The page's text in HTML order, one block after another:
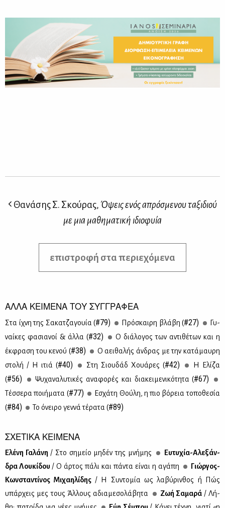
Θανάσης Σ. Σκούρας, Όψεις ενός απρόσμενου ταξιδιού
με μια μαθηματική ιδιοφυία
επιστροφή στα περιεχόμενα
ΑΛΛΑ ΚΕΙΜΕΝΑ ΤΟΥ ΣΥΓΓΡΑΦΕΑ
Στα ίχνη της Σα­κα­τζα­γουία (#79) Πρό­σκαι­ρη βλά­βη (#27)
Γυ­
ναί­κες φα­σια­νοί & άλ­λα (#32)
Ο διά­λο­γος των αντι­θέ­των και η
έκ­φρα­ση του κε­νού (#38)
Ο αει­θα­λής άν­δρας με την κα­τά­μαυ­ρη
στο­λή / Η ιτιά (#40) Στη Σιου­δάδ Χουά­ρες (#42)
Η Ελί­ζα
(#56) Ψυ­χα­να­λυ­τι­κές ανα­φο­ρές και δια­κει­με­νι­κό­τη­τα (#67)
Τέσ­σε­ρα ποι­ή­μα­τα (#77)
Εσχά­τη Θού­λη, η πιο βό­ρεια το­πο­θε­σία
(#84) Το όνει­ρο γεν­νά τέ­ρα­τα (#89)
ΣΧΕΤΙΚΑ ΚΕΙΜΕΝΑ
Ελέ­νη Γα­λά­νη / Στο ση­μείο μη­δέν της μνή­μης
Ευ­τυ­χία-Αλε­ξάν­
δρα Λου­κί­δου / Ο άρ­τος πά­λι και πά­ντα εί­ναι η αγά­πη
Γιώρ­γος-
Κων­στα­ντί­νος Μι­χαη­λί­δης / Η Συ­ντο­μία ως λα­βύ­ριν­θος ή Πώς
υπάρ­χεις μες τους Άλ­λους αδια­με­σο­λά­βη­τα
Ζωή Σα­μα­ρά / Λή­